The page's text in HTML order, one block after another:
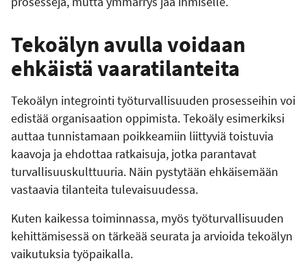
Tekoälyn avulla voidaan
ehkäistä vaaratilanteita
Tekoälyn integrointi työturvallisuuden prosesseihin voi
edistää organisaation oppimista. Tekoäly esimerkiksi
auttaa tunnistamaan poikkeamiin liittyviä toistuvia
kaavoja ja ehdottaa ratkaisuja, jotka parantavat
turvallisuuskulttuuria. Näin pystytään ehkäisemään
vastaavia tilanteita tulevaisuudessa.
Kuten kaikessa toiminnassa, myös työturvallisuuden
kehittämisessä on tärkeää seurata ja arvioida tekoälyn
vaikutuksia työpaikalla.